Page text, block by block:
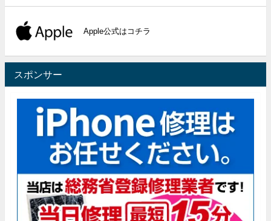
Apple公式はコチラ
スポンサー